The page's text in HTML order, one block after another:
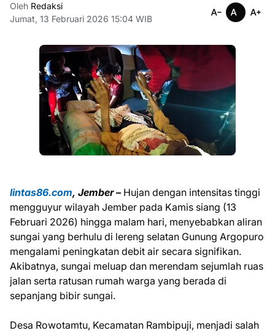
Oleh Redaksi
Jumat, 13 Februari 2026 15:04 WIB
lintas86.com, Jember – Hujan dengan intensitas tinggi
mengguyur wilayah Jember pada Kamis siang (13
Februari 2026) hingga malam hari, menyebabkan aliran
sungai yang berhulu di lereng selatan Gunung Argopuro
mengalami peningkatan debit air secara signifikan.
Akibatnya, sungai meluap dan merendam sejumlah ruas
jalan serta ratusan rumah warga yang berada di
sepanjang bibir sungai.
Desa Rowotamtu, Kecamatan Rambipuji, menjadi salah